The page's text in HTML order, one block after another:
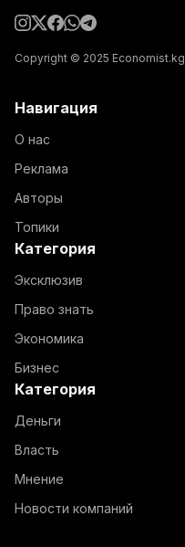
Copyright © 2025 Economist.kg
Навигация
О нас
Реклама
Авторы
Топики
Категория
Эксклюзив
Право знать
Экономика
Бизнес
Категория
Деньги
Власть
Мнение
Новости компаний